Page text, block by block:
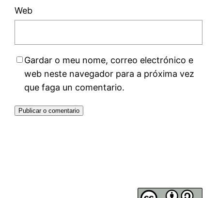
Web
Gardar o meu nome, correo electrónico e
web neste navegador para a próxima vez
que faga un comentario.